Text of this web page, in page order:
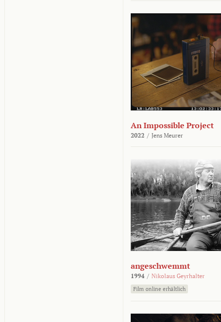
An Impossible Project
2022 / Jens Meurer
angeschwemmt
1994 / Nikolaus Geyrhalter
Film online erhältlich